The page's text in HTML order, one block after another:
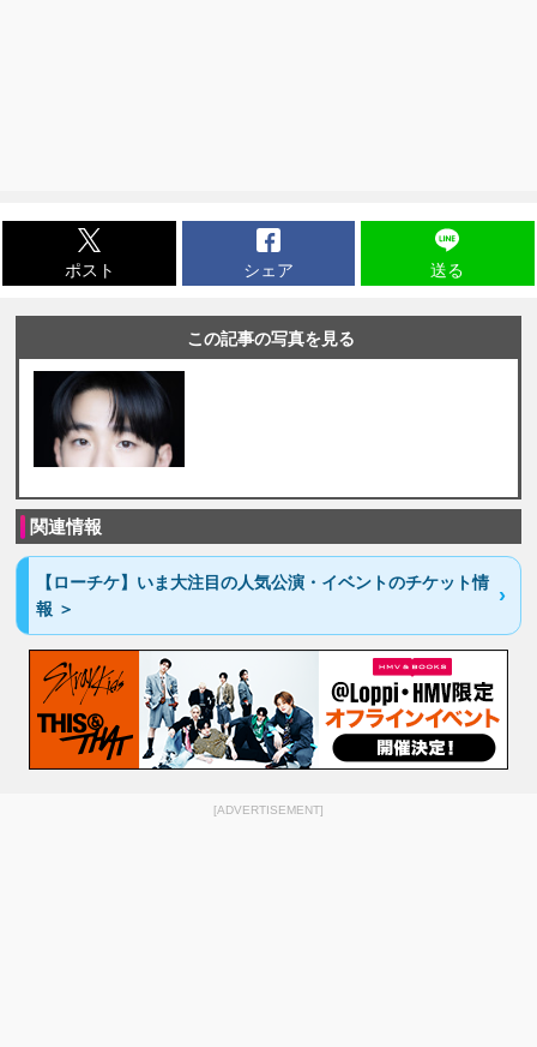
ポスト シェア 送る
この記事の写真を見る
関連情報
【ローチケ】いま大注目の人気公演・イベントのチケット情
報 ＞
[ADVERTISEMENT]